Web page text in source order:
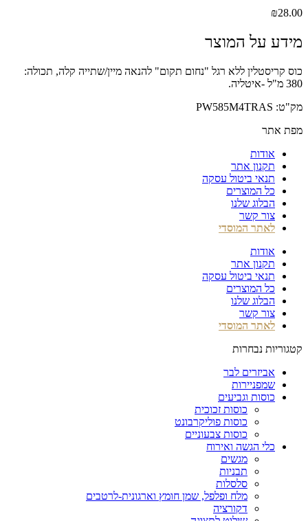
₪28.00
מידע על המוצר
כוס קריסטלין ללא רגל "נחום תקום" להנאה מיין/שתייה קלה, תכולה:
380 מ"ל -איטליה.
מק"ט: PW585M4TRAS
מפת אתר
אודות
תקנון אתר
תנאי ביטול עסקה
כל המוצרים
הבלוג שלנו
צור קשר
לאתר המוסדי
אודות
תקנון אתר
תנאי ביטול עסקה
כל המוצרים
הבלוג שלנו
צור קשר
לאתר המוסדי
קטגוריות נבחרות
אביזרים לבר
שמפניירות
כוסות וגביעים
כוסות זכוכית
כוסות פוליקרבונט
כוסות צבעוניים
כלי הגשה ואירוח
מגשים
תבניות
סלסלות
מלח ופלפל, שמן חומץ וארגונית-לרטבים
דקורציה